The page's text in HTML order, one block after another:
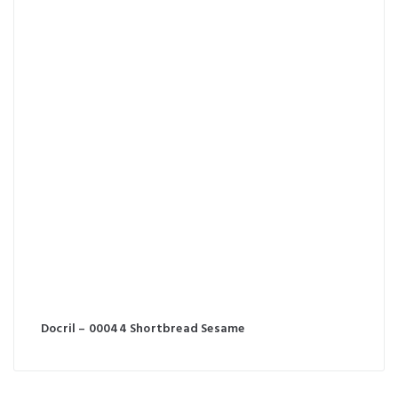
Docril – 00044 Shortbread Sesame